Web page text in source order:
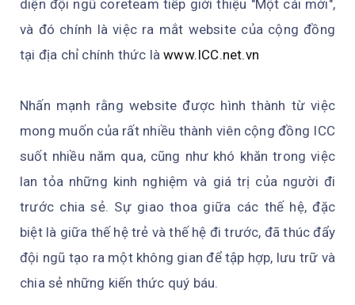
diện đội ngũ coreteam tiếp giới thiệu "Một cái mới",
và đó chính là việc ra mắt website của cộng đồng
tại địa chỉ chính thức làwww.ICC.net.vn
Nhấn mạnh rằng website được hình thành từ việc
mong muốn của rất nhiều thành viên cộng đồng ICC
suốt nhiều năm qua, cũng như khó khăn trong việc
lan tỏa những kinh nghiệm và giá trị của người đi
trước chia sẻ. Sự giao thoa giữa các thế hệ, đặc
biệt là giữa thế hệ trẻ và thế hệ đi trước, đã thúc đẩy
đội ngũ tạo ra một không gian để tập hợp, lưu trữ và
chia sẻ những kiến thức quý báu.